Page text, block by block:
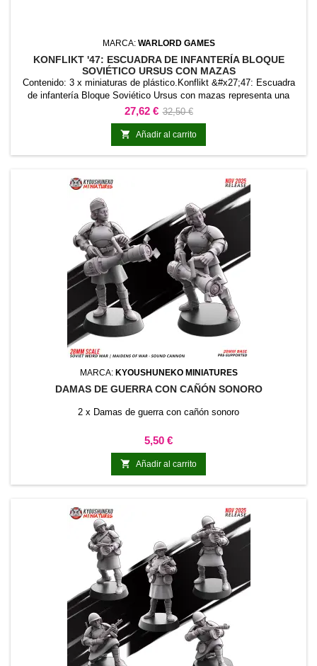
MARCA: WARLORD GAMES
KONFLIKT '47: ESCUADRA DE INFANTERÍA BLOQUE
SOVIÉTICO URSUS CON MAZAS
Contenido: 3 x miniaturas de plástico.Konflikt &#x27;47: Escuadra
de infantería Bloque Soviético Ursus con mazas representa una
formación de tipo escuadra de infantería para Konflikt &#x27;47. La
referencia permite incorporar esta formación concreta al ejército y
distinguirla claramente dentro de la colección.Es adecuada para
completar unidades de línea,...
Precio
27,62 € Precio
base
32,50 €
 Añadir al carrito
MARCA: KYOUSHUNEKO MINIATURES
DAMAS DE GUERRA CON CAÑÓN SONORO
2 x Damas de guerra con cañón sonoro
Precio
5,50 €
 Añadir al carrito